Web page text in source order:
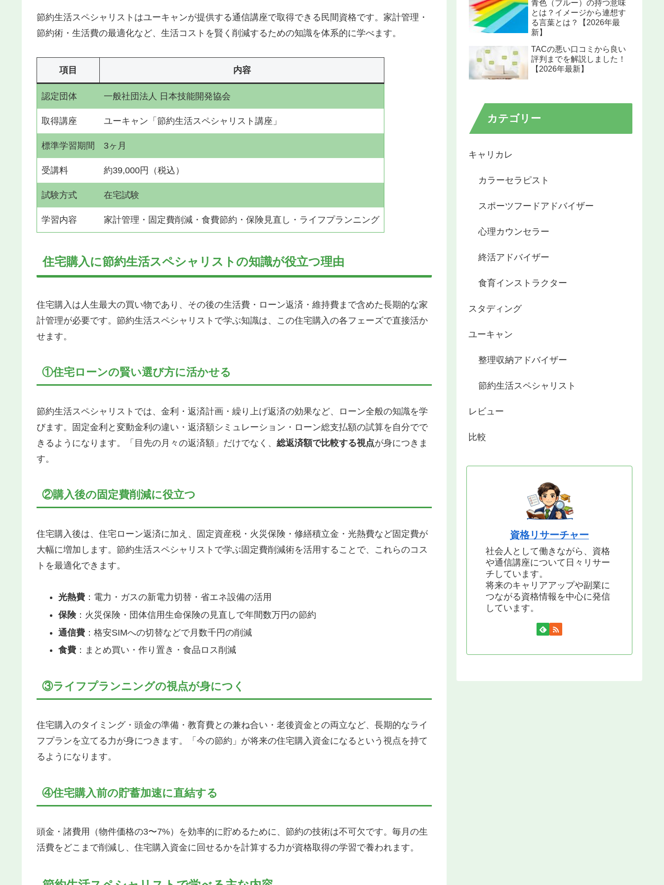
節約生活スペシャリストはユーキャンが提供する通信講座で取得できる民間資格です。家計管理・
節約術・生活費の最適化など、生活コストを賢く削減するための知識を体系的に学べます。
項目 内容
認定団体 一般社団法人 日本技能開発協会
取得講座 ユーキャン「節約生活スペシャリスト講座」
標準学習期間 3ヶ月
受講料 約39,000円（税込）
試験方式 在宅試験
学習内容 家計管理・固定費削減・食費節約・保険見直し・ライフプランニング
住宅購入に節約生活スペシャリストの知識が役立つ理由
住宅購入は人生最大の買い物であり、その後の生活費・ローン返済・維持費まで含めた長期的な家
計管理が必要です。節約生活スペシャリストで学ぶ知識は、この住宅購入の各フェーズで直接活か
せます。
①住宅ローンの賢い選び方に活かせる
節約生活スペシャリストでは、金利・返済計画・繰り上げ返済の効果など、ローン全般の知識を学
びます。固定金利と変動金利の違い・返済額シミュレーション・ローン総支払額の試算を自分でで
きるようになります。「目先の月々の返済額」だけでなく、 総返済額で比較する視点が身につきま
す。
②購入後の固定費削減に役立つ
住宅購入後は、住宅ローン返済に加え、固定資産税・火災保険・修繕積立金・光熱費など固定費が
大幅に増加します。節約生活スペシャリストで学ぶ固定費削減術を活用することで、これらのコス
トを最適化できます。
光熱費：電力・ガスの新電力切替・省エネ設備の活用
保険：火災保険・団体信用生命保険の見直しで年間数万円の節約
通信費：格安SIMへの切替などで月数千円の削減
食費：まとめ買い・作り置き・食品ロス削減
③ライフプランニングの視点が身につく
住宅購入のタイミング・頭金の準備・教育費との兼ね合い・老後資金との両立など、長期的なライ
フプランを立てる力が身につきます。「今の節約」が将来の住宅購入資金になるという視点を持て
るようになります。
④住宅購入前の貯蓄加速に直結する
頭金・諸費用（物件価格の3〜7%）を効率的に貯めるために、節約の技術は不可欠です。毎月の生
活費をどこまで削減し、住宅購入資金に回せるかを計算する力が資格取得の学習で養われます。
青色（ブルー）の持つ意味
とは？イメージから連想す
る言葉とは？【2026年最
新】
TACの悪い口コミから良い
評判までを解説しました！
【2026年最新】
カテゴリー
キャリカレ
カラーセラピスト
スポーツフードアドバイザー
心理カウンセラー
終活アドバイザー
食育インストラクター
スタディング
ユーキャン
整理収納アドバイザー
節約生活スペシャリスト
レビュー
比較
資格リサーチャー
社会人として働きながら、資格
や通信講座について日々リサー
チしています。
将来のキャリアアップや副業に
つながる資格情報を中心に発信
しています。